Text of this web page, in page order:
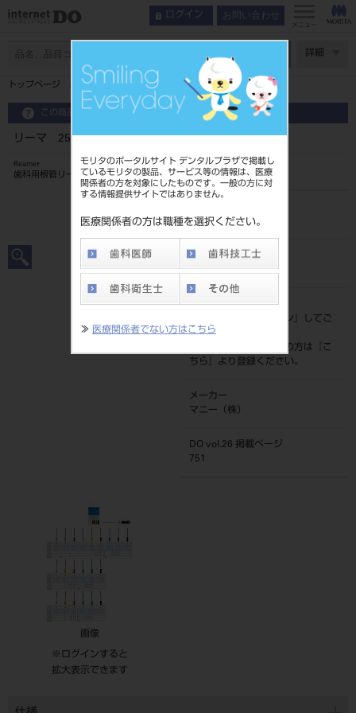
モリタのポータルサイト デンタルプラザで掲載し
ているモリタの製品、サービス等の情報は、医療
関係者の方を対象にしたものです。一般の方に対
する情報提供サイトではありません。
医療関係者の方は職種を選択ください。
≫ 医療関係者でない方はこちら
ログイン お問い合わせ
メニュー
詳細
トップページ リーマ 25mm 6入 ＃55
この商品に関するお問い合わせ
リーマ 25mm 6入 ＃55
Reamer
歯科用根管リーマ
20239004555
JAN/EANコード
標準価格
ログイン
』してご
覧ください。
ネット会員登録がまだの方は『
こ
ちら
』より登録ください。
メーカー
マニー（株）
DO vol.26 掲載ページ
751
画像
※ログインすると
拡大表示できます